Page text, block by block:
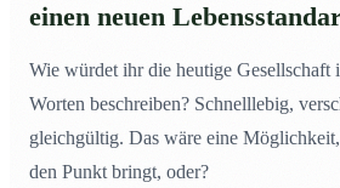
einen neuen
Wie würdet ihr die heutige Gesellschaft
Worten beschreiben? Schnelllebig,
gleichgültig. Das wäre eine
den Punkt bringt, oder?